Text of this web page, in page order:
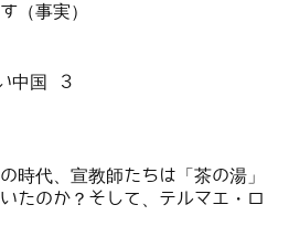
（事実）
中国 3
時代、宣教師たちは「茶の湯」
たのか？そして、テルマエ・ロ